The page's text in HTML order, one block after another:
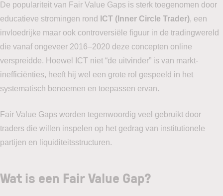
De populariteit van Fair Value Gaps is sterk toegenomen door
educatieve stromingen rond
ICT (Inner Circle Trader), een
invloedrijke maar ook controversiële figuur in de tradingwereld
die vanaf ongeveer 2016–2020 deze concepten online
verspreidde. Hoewel ICT niet “de uitvinder” is van markt-
inefficiënties, heeft hij wel een grote rol gespeeld in het
systematisch benoemen en toepassen ervan.
Fair Value Gaps worden tegenwoordig veel gebruikt door
traders die willen inspelen op het gedrag van institutionele
partijen en liquiditeitsstructuren.
Wat is een Fair Value Gap?